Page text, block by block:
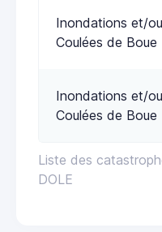
Liste des
DOLE
Inondations et/ou
Coulées de Boue
Inondations et/ou
Coulées de Boue